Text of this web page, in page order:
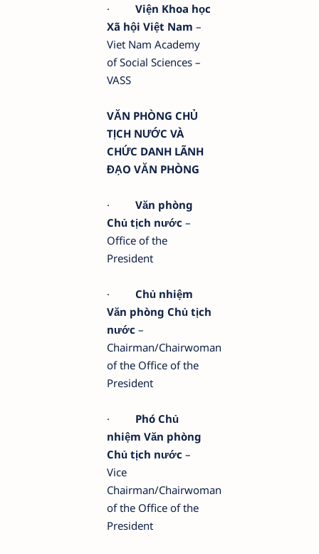
· Viện Khoa học
Xã hội Việt Nam –
Viet Nam Academy
of Social Sciences –
VASS
VĂN PHÒNG CHỦ
TỊCH NƯỚC VÀ
CHỨC DANH LÃNH
ĐẠO VĂN PHÒNG
· Văn phòng
Chủ tịch nước –
Office of the
President
· Chủ nhiệm
Văn phòng Chủ tịch
nước –
Chairman/Chairwoman
of the Office of the
President
· Phó Chủ
nhiệm Văn phòng
Chủ tịch nước –
Vice
Chairman/Chairwoman
of the Office of the
President